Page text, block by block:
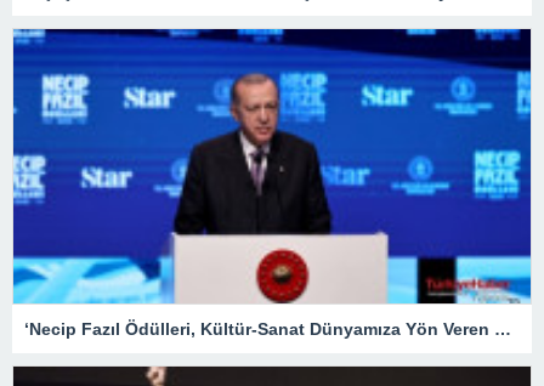
‘Necip Fazıl Ödülleri, Kültür-Sanat Dünyamıza Yön Veren Etkinliklerdendir’ – Kültür Sanat & Sinema